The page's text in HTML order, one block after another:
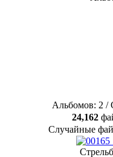
Альбомов: 2 /
24,162
Случайные